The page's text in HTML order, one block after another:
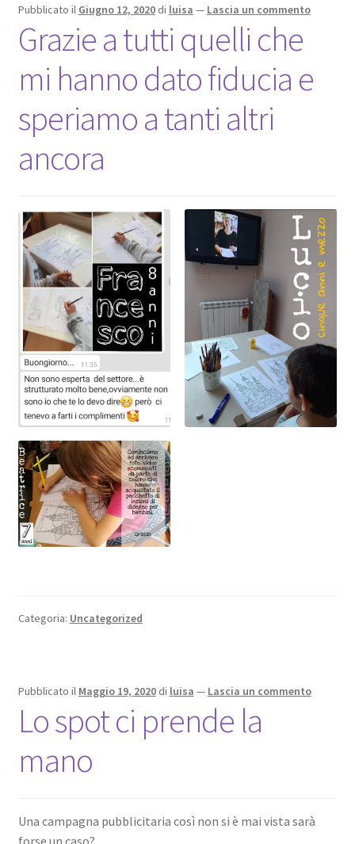
Pubblicato il Giugno 12, 2020 di luisa — Lascia un commento
Grazie a tutti quelli che
mi hanno dato fiducia e
speriamo a tanti altri
ancora
Categoria: Uncategorized
Pubblicato il Maggio 19, 2020 di luisa — Lascia un commento
Lo spot ci prende la
mano
Una campagna pubblicitaria così non si è mai vista sarà
forse un caso?